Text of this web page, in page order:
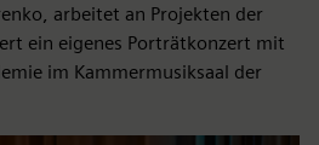
arbeitet an Projekten der
ein eigenes Porträtkonzert mit
im Kammermusiksaal der